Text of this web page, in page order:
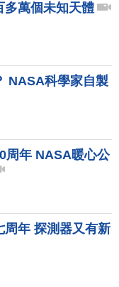
多萬個未知天體
NASA科學家自製
周年 NASA暖心公
周年 探測器又有新